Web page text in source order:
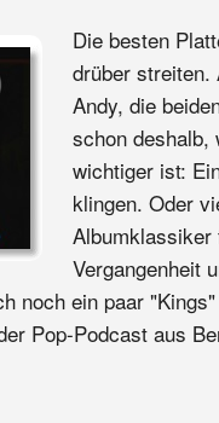
Die besten
drüber streiten.
Andy, die
schon
wichtiger ist:
klingen. Oder
Vergangenheit
noch ein paar
Pop-Podcast aus